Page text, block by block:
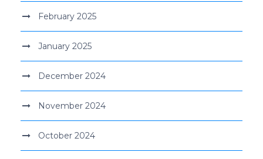
February 2025
January 2025
December 2024
November 2024
October 2024